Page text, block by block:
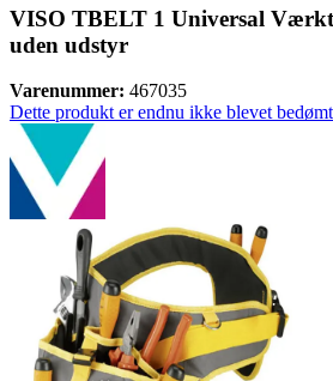
VISO TBELT 1 Universal
uden udstyr
Varenummer: 467035
Dette produkt er endnu ikke blevet